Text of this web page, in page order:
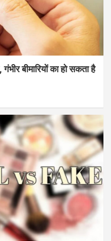
बीमारियों का हो सकता है